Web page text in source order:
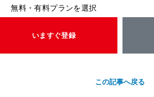
無料・有料プランを選択
いますぐ登録
この記事へ戻る